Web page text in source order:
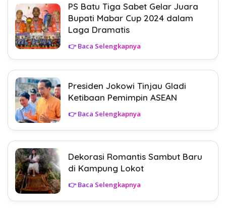
PS Batu Tiga Sabet Gelar Juara
Bupati Mabar Cup 2024 dalam
Laga Dramatis
👉 Baca Selengkapnya
Presiden Jokowi Tinjau Gladi
Ketibaan Pemimpin ASEAN
👉 Baca Selengkapnya
Dekorasi Romantis Sambut Baru
di Kampung Lokot
👉 Baca Selengkapnya